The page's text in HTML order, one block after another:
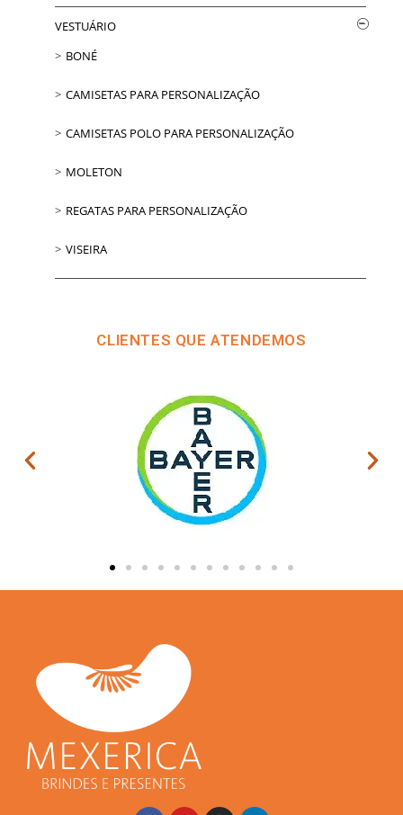
VESTUÁRIO
BONÉ
CAMISETAS PARA PERSONALIZAÇÃO
CAMISETAS POLO PARA PERSONALIZAÇÃO
MOLETON
REGATAS PARA PERSONALIZAÇÃO
VISEIRA
CLIENTES QUE ATENDEMOS